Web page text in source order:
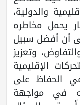
والدولية،
يحمل مخاطره
أن أفضل سبيل
وتعزيز
الإقليمية
الحفاظ على
في مواجهة